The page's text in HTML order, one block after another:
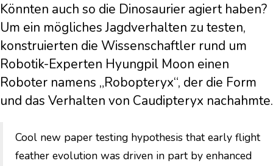
Könnten auch so die Dinosaurier agiert haben?
Um ein mögliches Jagdverhalten zu testen,
konstruierten die Wissenschaftler rund um
Robotik-Experten Hyungpil Moon einen
Roboter namens „Robopteryx“, der die Form
und das Verhalten von Caudipteryx nachahmte.
Cool new paper testing hypothesis that early flight
feather evolution was driven in part by enhanced